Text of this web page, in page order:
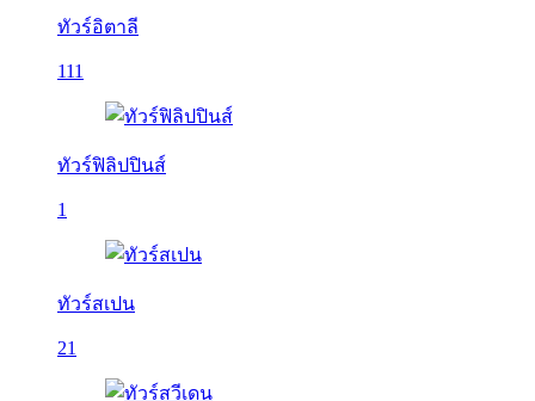
ทัวร์อิตาลี
111
ทัวร์ฟิลิปปินส์
1
ทัวร์สเปน
21